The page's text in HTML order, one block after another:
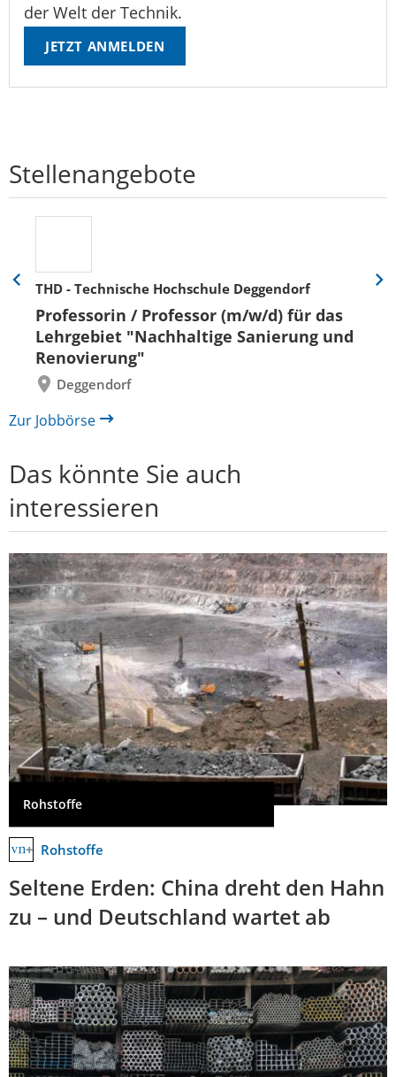
der Welt der Technik.
JETZT ANMELDEN
Stellenangebote
THD - Technische Hochschule Deggendorf
Professorin / Professor (m/w/d) für das
Lehrgebiet "Nachhaltige Sanierung und
Renovierung"
Deggendorf
Eine
zurück
Eine
Zur Jobbörse
Das könnte Sie auch
interessieren
Rohstoffe
Rohstoffe
Seltene Erden: China dreht den Hahn
zu – und Deutschland wartet ab